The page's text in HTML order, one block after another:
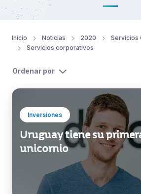
Inicio Noticias 2020
Servicios
Servicios corporativos
Ordenar por
Inversiones
Uruguay tiene su
unicornio